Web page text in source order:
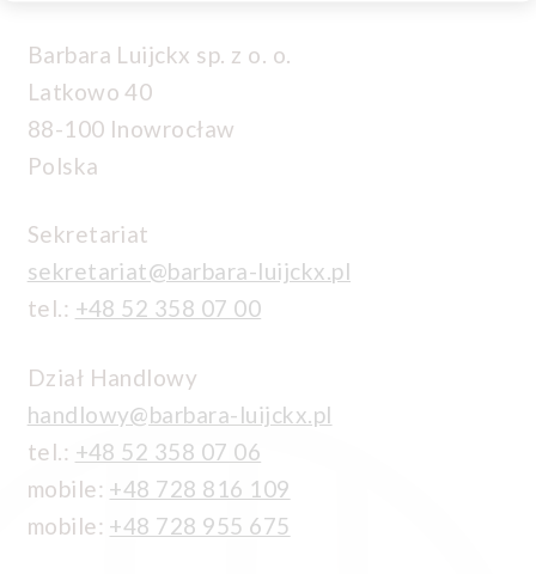
Barbara Luijckx sp. z o. o.
Latkowo 40
88-100 Inowrocław
Polska
Sekretariat
sekretariat@barbara-luijckx.pl
tel.: +48 52 358 07 00
Dział Handlowy
handlowy@barbara-luijckx.pl
tel.: +48 52 358 07 06
mobile: +48 728 816 109
mobile: +48 728 955 675